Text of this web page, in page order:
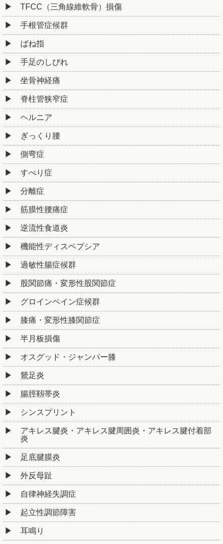
TFCC（三角線維軟骨）損傷
手根管症候群
ばね指
手足のしびれ
坐骨神経痛
脊柱管狭窄症
ヘルニア
ぎっくり腰
側弯症
すべり症
分離症
筋膜性腰痛症
逆流性食道炎
機能性ディスペプシア
過敏性腸症候群
股関節痛・変形性股関節症
グロインペイン症候群
膝痛・変形性膝関節症
半月板損傷
オスグッド・ジャンパー膝
鵞足炎
腸脛靱帯炎
シンスプリント
アキレス腱炎・アキレス腱周囲炎・アキレス腱付着部
炎
足底腱膜炎
外反母趾
自律神経失調症
起立性調節障害
耳鳴り